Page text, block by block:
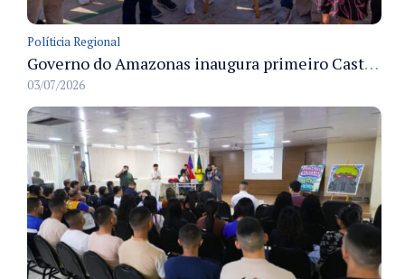
Políticia Regional
Governo do Amazonas inaugura primeiro Castramóvel Fluvial para atendimento veterinário às comunidades ribeirinhas e castração gratuita
03/07/2026